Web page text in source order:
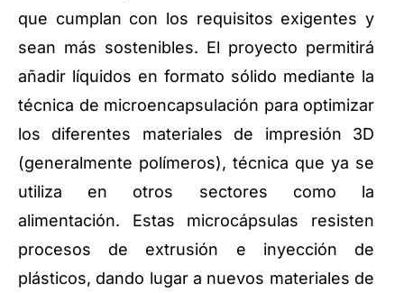
que cumplan con los requisitos exigentes y
sean más sostenibles. El proyecto permitirá
añadir líquidos en formato sólido mediante la
técnica de microencapsulación para optimizar
los diferentes materiales de impresión 3D
(generalmente polímeros), técnica que ya se
utiliza en otros sectores como la
alimentación. Estas microcápsulas resisten
procesos de extrusión e inyección de
plásticos, dando lugar a nuevos materiales de